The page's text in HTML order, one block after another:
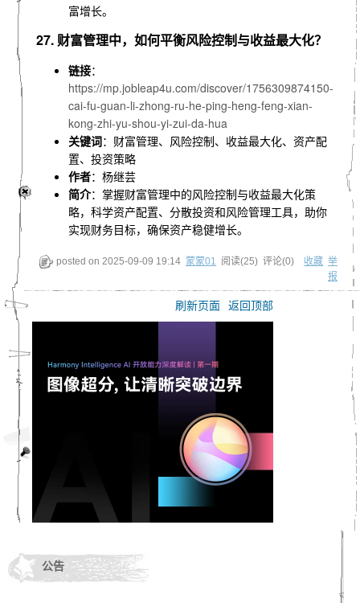
富增长。
27. 财富管理中，如何平衡风险控制与收益最大化？
链接：
https://mp.jobleap4u.com/discover/1756309874150-
cai-fu-guan-li-zhong-ru-he-ping-heng-feng-xian-
kong-zhi-yu-shou-yi-zui-da-hua
关键词：财富管理、风险控制、收益最大化、资产配
置、投资策略
作者：杨继芸
简介：掌握财富管理中的风险控制与收益最大化策
略，科学资产配置、分散投资和风险管理工具，助你
实现财务目标，确保资产稳健增长。
posted on2025-09-09 19:14 蒙蒙01 阅读(25) 评论(0) 收藏 举
报
刷新页面 返回顶部
公告